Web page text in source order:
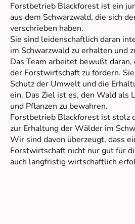
Forstbetrieb Blackforest ist ein
aus dem Schwarzwald, die sich
verschrieben haben.
Sie sind leidenschaftlich daran
im Schwarzwald zu erhalten und
Das Team arbeitet bewußt
der Forstwirtschaft zu fördern.
Schutz der Umwelt und die
ein. Das Ziel ist es, den Wald als
und Pflanzen zu bewahren.
Forstbetrieb Blackforest ist stolz
zur Erhaltung der Wälder im
Wir sind davon überzeugt, dass
Forstwirtschaft nicht nur gut für
auch langfristig wirtschaftlich